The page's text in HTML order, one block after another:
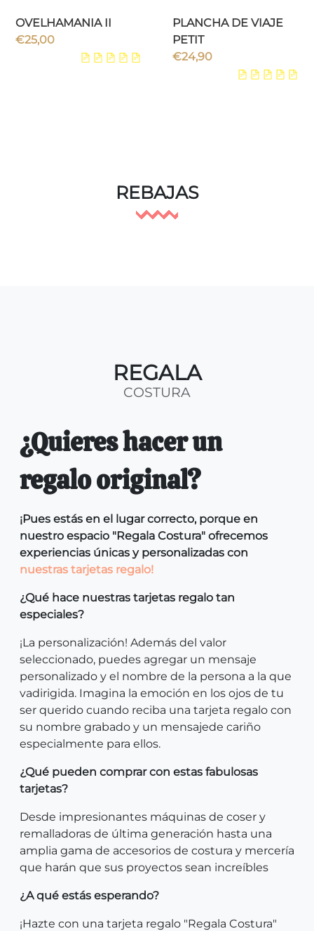
OVELHAMANIA II
€25,00
PLANCHA DE VIAJE
PETIT
€24,90
REBAJAS
REGALA
COSTURA
¿Quieres hacer un
regalo original?
¡Pues estás en el lugar correcto, porque en
nuestro espacio "Regala Costura" ofrecemos
experiencias únicas y personalizadas con
nuestras tarjetas regalo!
¿Qué hace nuestras tarjetas regalo tan
especiales?
¡La personalización! Además del valor
seleccionado, puedes agregar un mensaje
personalizado y el nombre de la persona a la que
vadirigida. Imagina la emoción en los ojos de tu
ser querido cuando reciba una tarjeta regalo con
su nombre grabado y un mensajede cariño
especialmente para ellos.
¿Qué pueden comprar con estas fabulosas
tarjetas?
Desde impresionantes máquinas de coser y
remalladoras de última generación hasta una
amplia gama de accesorios de costura y mercería
que harán que sus proyectos sean increíbles
¿A qué estás esperando?
¡Hazte con una tarjeta regalo "Regala Costura"